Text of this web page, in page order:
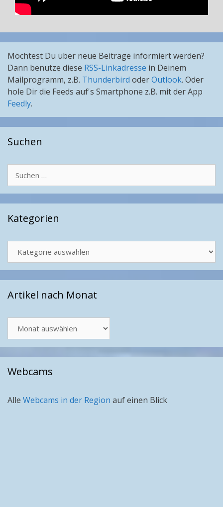
Möchtest Du über neue Beiträge informiert werden?
Dann benutze diese RSS-Linkadresse in Deinem
Mailprogramm, z.B. Thunderbird oderOutlook. Oder
hole Dir die Feeds auf's Smartphone z.B. mit der App
Feedly.
Suchen
nach:
Kategorien
Artikel nach Monat
nach
Monat
Webcams
Alle Webcams in der Region auf einen Blick